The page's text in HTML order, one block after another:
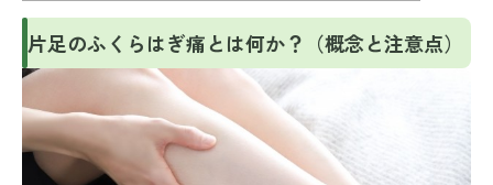
片足のふくらはぎ痛とは何か？（概念と注意点）